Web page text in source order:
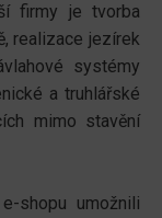
firmy je tvorba
realizace jezírek
systémy
a truhlářské
mimo stavění
shopu umožnili